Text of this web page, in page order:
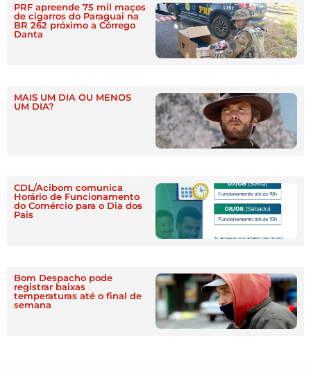
PRF apreende 75 mil maços
de cigarros do Paraguai na
BR 262 próximo a Córrego
Danta
MAIS UM DIA OU MENOS
UM DIA?
CDL/Acibom comunica
Horário de Funcionamento
do Comércio para o Dia dos
Pais
Bom Despacho pode
registrar baixas
temperaturas até o final de
semana